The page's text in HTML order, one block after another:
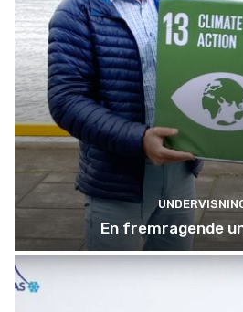
En fremragende